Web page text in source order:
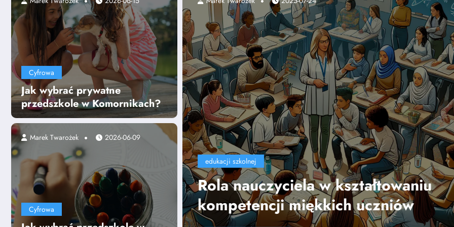
Cyfrowa
Jak wybrać prywatne
przedszkole w Komornikach?
Cyfrowa
Marek Twarożek 2026-06-09
w kształtowaniu
miękkich uczniów
edukacji szkolnej
Wpływ technologii na
nauczania